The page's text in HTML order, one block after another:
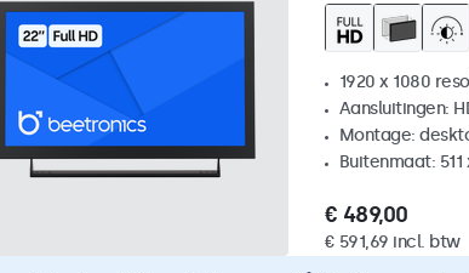
1920 x 1080
Aansluitingen:
Montage:
Buitenmaat:
€ 489,00
€ 591,69 incl. btw